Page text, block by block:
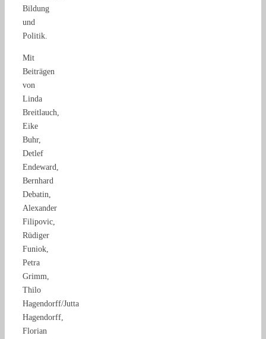
Bildung
und
Politik.
Mit
Beiträgen
von
Linda
Breitlauch,
Eike
Buhr,
Detlef
Endeward,
Bernhard
Debatin,
Alexander
Filipovic,
Rüdiger
Funiok,
Petra
Grimm,
Thilo
Hagendorff/Jutta
Hagendorff,
Florian